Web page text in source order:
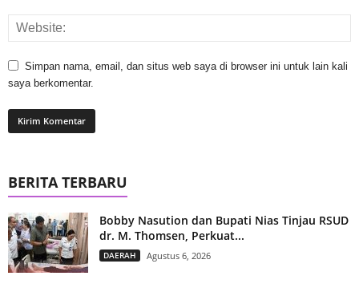
Simpan nama, email, dan situs web saya di browser ini untuk lain kali
saya berkomentar.
BERITA TERBARU
Bobby Nasution dan Bupati Nias Tinjau RSUD
dr. M. Thomsen, Perkuat...
DAERAH Agustus 6, 2026